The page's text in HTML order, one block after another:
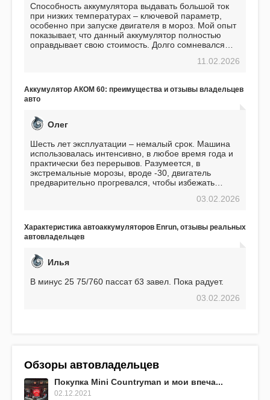
Способность аккумулятора выдавать большой ток
при низких температурах – ключевой параметр,
особенно при запуске двигателя в мороз. Мой опыт
показывает, что данный аккумулятор полностью
оправдывает свою стоимость. Долго сомневался
пожалел. Считаю, что это отличное вложение,11.02.2026
Аккумулятор АКОМ 60: преимущества и отзывы владельцев
авто
Олег
Шесть лет эксплуатации – немалый срок. Машина
использовалась интенсивно, в любое время года и
практически без перерывов. Разумеется, в
экстремальные морозы, вроде -30, двигатель
предварительно прогревался, чтобы избежать
использования не было ни единой поломки,
EFB 75. Судя по характеристикам, он даже
превосходит предыдущую модель.
03.02.2026
Характеристика автоаккумуляторов Enrun, отзывы реальных
автовладельцев
Илья
В минус 25 75/760 пассат б3 завел. Пока радует.
03.02.2026
Обзоры автовладельцев
Покупка Mini Countryman и мои впеча...
02.12.2021